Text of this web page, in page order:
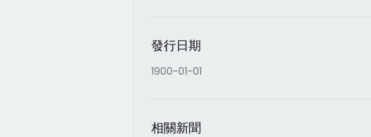
發行日期
1900-01-01
相關新聞